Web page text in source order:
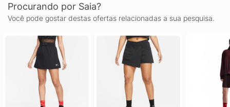
Procurando por Saia?
Você pode gostar destas ofertas relacionadas a sua pesquisa.